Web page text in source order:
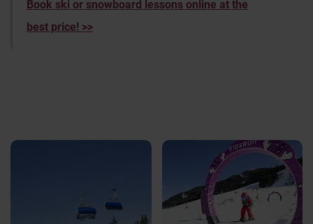
Book ski or snowboard lessons online at the
best price! >>